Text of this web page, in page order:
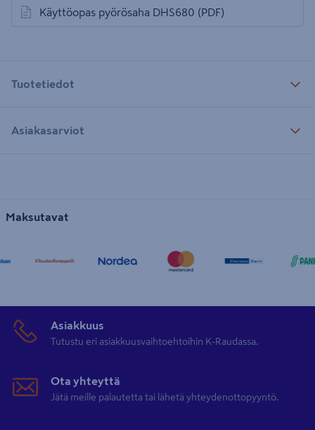
Käyttöopas pyörösaha DHS680 (PDF)
avautuu uuteen välilehteen
Tuotetiedot
Asiakasarviot
Maksutavat
Asiakkuus
Tutustu eri asiakkuusvaihtoehtoihin K-Raudassa.
Ota yhteyttä
Jätä meille palautetta tai lähetä yhteydenottopyyntö.